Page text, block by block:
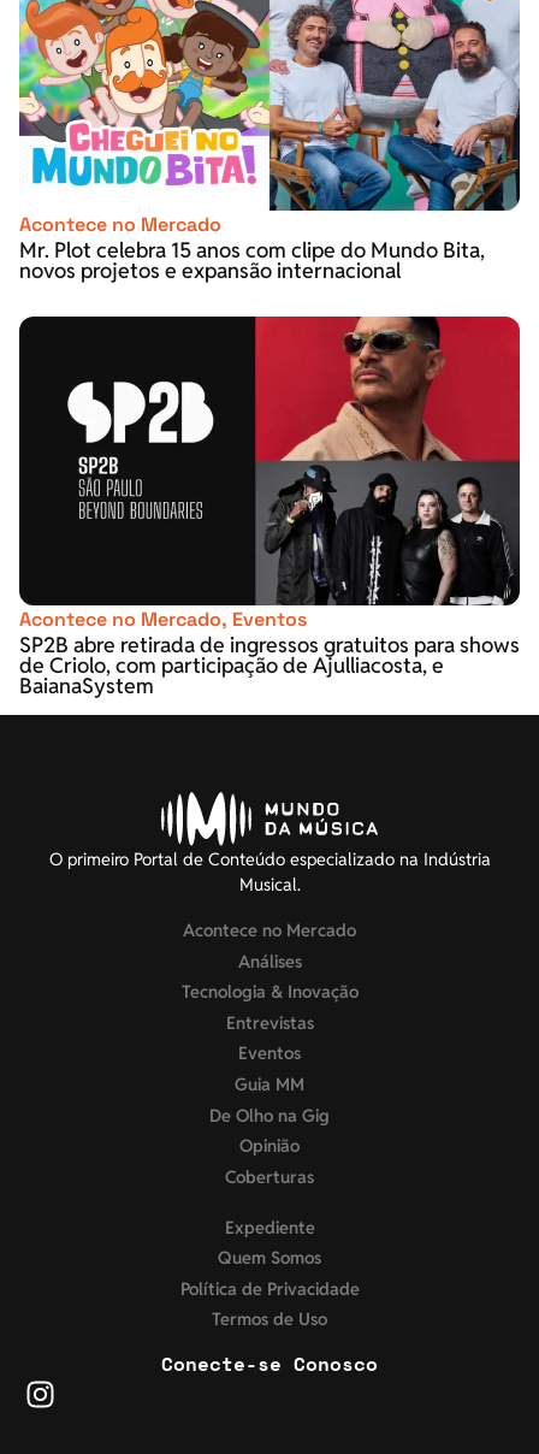
Acontece no Mercado
Mr. Plot celebra 15 anos com clipe do Mundo Bita,
novos projetos e expansão internacional
Acontece no Mercado, Eventos
SP2B abre retirada de ingressos gratuitos para shows
de Criolo, com participação de Ajulliacosta, e
BaianaSystem
O primeiro Portal de Conteúdo especializado na Indústria
Musical.
Acontece no Mercado
Análises
Tecnologia & Inovação
Entrevistas
Eventos
Guia MM
De Olho na Gig
Opinião
Coberturas
Expediente
Quem Somos
Política de Privacidade
Termos de Uso
Conecte-se Conosco